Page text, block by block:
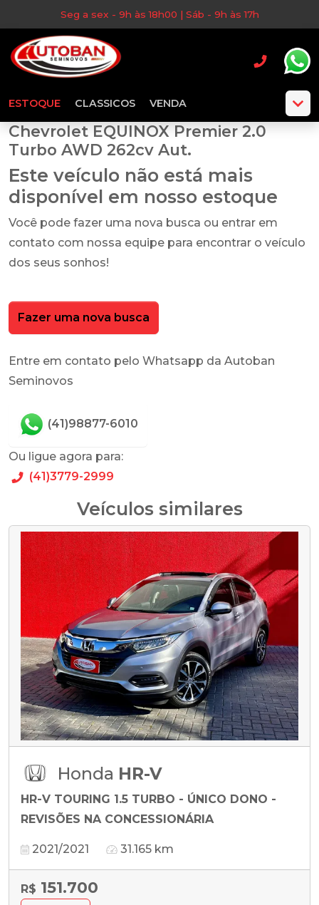
Seg a sex - 9h às 18h00 | Sáb - 9h às 17h
ESTOQUE CLASSICOS VENDA
Chevrolet EQUINOX Premier 2.0
Turbo AWD 262cv Aut.
Este veículo não está mais
disponível em nosso estoque
Você pode fazer uma nova busca ou entrar em
contato com nossa equipe para encontrar o veículo
dos seus sonhos!
Fazer uma nova busca
Entre em contato pelo Whatsapp da Autoban
Seminovos
(41)98877-6010
Ou ligue agora para:
(41)3779-2999
Veículos similares
Honda HR-V
HR-V TOURING 1.5 TURBO - ÚNICO DONO -
REVISÕES NA CONCESSIONÁRIA
2021/2021 31.165 km
R$ 151.700